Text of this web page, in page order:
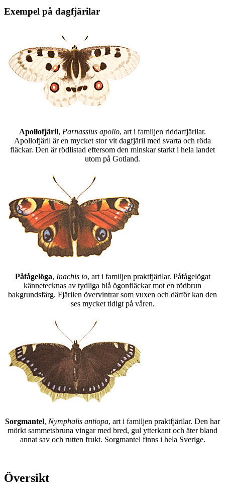
Exempel på dagfjärilar
Apollofjäril, Parnassius apollo, art i familjen riddarfjärilar.
Apollofjäril är en mycket stor vit dagfjäril med svarta och röda
fläckar. Den är rödlistad eftersom den minskar starkt i hela landet
utom på Gotland.
Påfågelöga, Inachis io, art i familjen praktfjärilar. Påfågelögat
kännetecknas av tydliga blå ögonfläckar mot en rödbrun
bakgrundsfärg. Fjärilen övervintrar som vuxen och därför kan den
ses mycket tidigt på våren.
Sorgmantel, Nymphalis antiopa, art i familjen praktfjärilar. Den har
mörkt sammetsbruna vingar med bred, gul ytterkant och äter bland
annat sav och rutten frukt. Sorgmantel finns i hela Sverige.
Översikt